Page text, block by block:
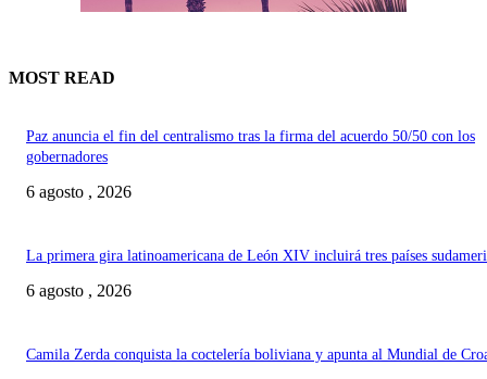
MOST READ
Paz anuncia el fin del centralismo tras la firma del acuerdo 50/50 con los
gobernadores
6 agosto , 2026
La primera gira latinoamericana de León XIV incluirá tres países
6 agosto , 2026
Camila Zerda conquista la coctelería boliviana y apunta al Mundial de